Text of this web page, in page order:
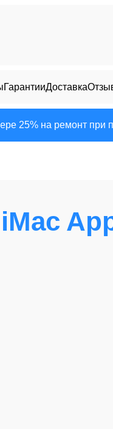
ГарантииДоставка
25% на ремонт
iMac